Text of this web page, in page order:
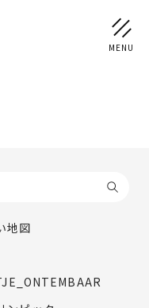
吾
地図